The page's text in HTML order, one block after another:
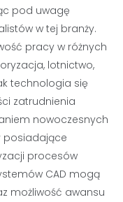
pod uwagę
w tej branży.
pracy w różnych
lotnictwo,
technologia się
zatrudnienia
nowoczesnych
posiadające
procesów
CAD mogą
możliwość awansu